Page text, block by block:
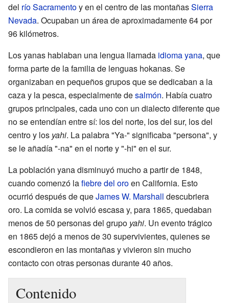
del río Sacramentoy en el centro de las montañasSierra
Nevada. Ocupaban un área de aproximadamente 64 por
96 kilómetros.
Los yanas hablaban una lengua llamada idioma yana, que
forma parte de la familia de lenguas hokanas. Se
organizaban en pequeños grupos que se dedicaban a la
caza y la pesca, especialmente desalmón. Había cuatro
grupos principales, cada uno con un dialecto diferente que
no se entendían entre sí: los del norte, los del sur, los del
centro y los yahi. La palabra "Ya-" significaba "persona", y
se le añadía "-na" en el norte y "-hi" en el sur.
La población yana disminuyó mucho a partir de 1848,
cuando comenzó lafiebre del oroen California. Esto
ocurrió después de queJames W. Marshall descubriera
oro. La comida se volvió escasa y, para 1865, quedaban
menos de 50 personas del grupo yahi. Un evento trágico
en 1865 dejó a menos de 30 supervivientes, quienes se
escondieron en las montañas y vivieron sin mucho
contacto con otras personas durante 40 años.
Contenido